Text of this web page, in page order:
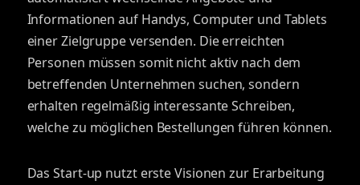
Informationen auf Handys, Computer und Tablets
einer Zielgruppe versenden. Die erreichten
Personen müssen somit nicht aktiv nach dem
betreffenden Unternehmen suchen, sondern
erhalten regelmäßig interessante Schreiben,
welche zu möglichen Bestellungen führen können.
Das Start-up nutzt erste Visionen zur Erarbeitung